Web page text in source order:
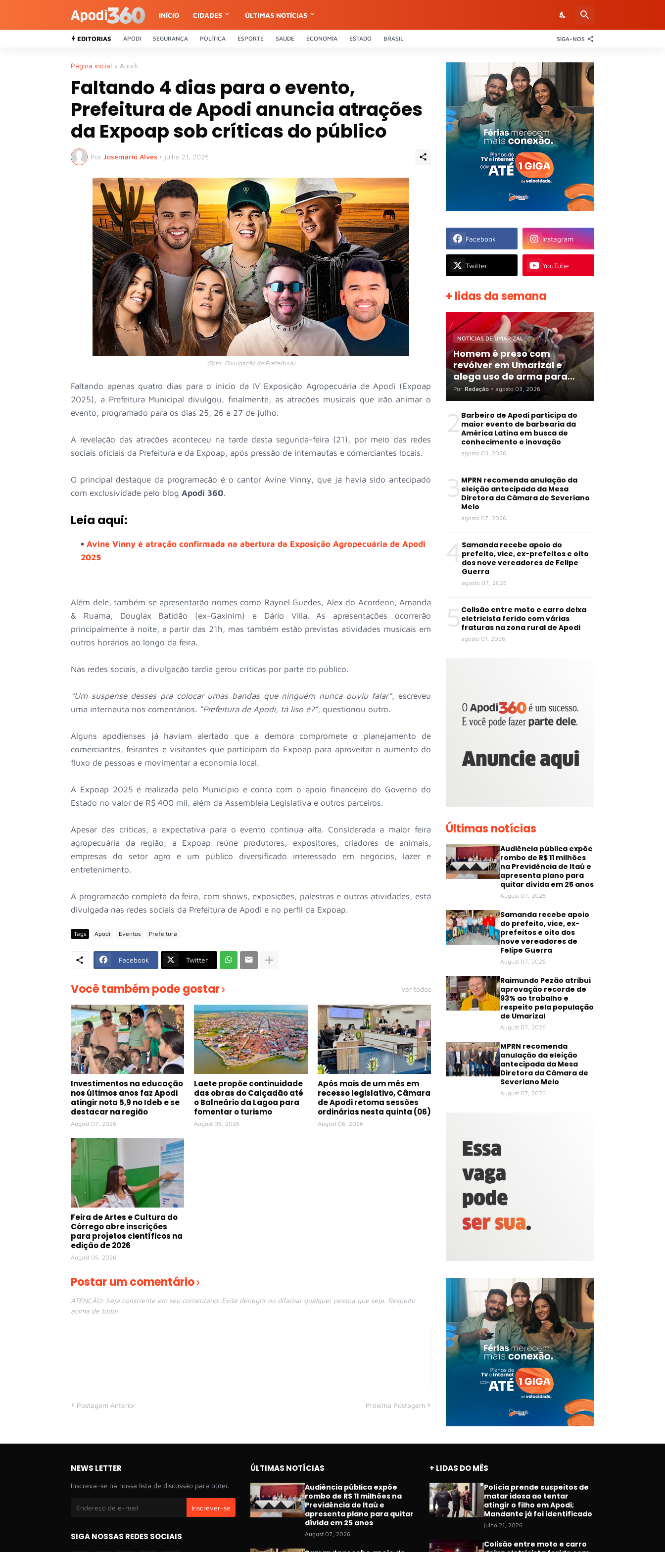
INÍCIO CIDADES ÚLTIMAS NOTÍCIAS
EDITORIAS APODI SEGURANÇA POLÍTICA ESPORTE SAÚDE ECONOMIA ESTADO BRASIL SIGA-NOS
Página inicial Apodi
Faltando 4 dias para o evento,
Prefeitura de Apodi anuncia atrações
da Expoap sob críticas do público
Por Josemário Alves • julho 21, 2025
(Foto: Divulgação da Prefeitura)
Faltando apenas quatro dias para o início da IV Exposição Agropecuária de Apodi (Expoap
2025), a Prefeitura Municipal divulgou, finalmente, as atrações musicais que irão animar o
evento, programado para os dias 25, 26 e 27 de julho.
A revelação das atrações aconteceu na tarde desta segunda-feira (21), por meio das redes
sociais oficiais da Prefeitura e da Expoap, após pressão de internautas e comerciantes locais.
O principal destaque da programação é o cantor Avine Vinny, que já havia sido antecipado
com exclusividade pelo blog Apodi 360.
Leia aqui:
Avine Vinny é atração confirmada na abertura da Exposição Agropecuária de Apodi
2025
Além dele, também se apresentarão nomes como Raynel Guedes, Alex do Acordeon, Amanda
& Ruama, Douglax Batidão (ex-Gaxinim) e Dário Villa. As apresentações ocorrerão
principalmente à noite, a partir das 21h, mas também estão previstas atividades musicais em
outros horários ao longo da feira.
Nas redes sociais, a divulgação tardia gerou críticas por parte do público.
“Um suspense desses pra colocar umas bandas que ninguém nunca ouviu falar”, escreveu
uma internauta nos comentários. “Prefeitura de Apodi, tá liso é?”, questionou outro.
Alguns apodienses já haviam alertado que a demora compromete o planejamento de
comerciantes, feirantes e visitantes que participam da Expoap para aproveitar o aumento do
fluxo de pessoas e movimentar a economia local.
A Expoap 2025 é realizada pelo Município e conta com o apoio financeiro do Governo do
Estado no valor de R$ 400 mil, além da Assembleia Legislativa e outros parceiros.
Apesar das críticas, a expectativa para o evento continua alta. Considerada a maior feira
agropecuária da região, a Expoap reúne produtores, expositores, criadores de animais,
empresas do setor agro e um público diversificado interessado em negócios, lazer e
entretenimento.
A programação completa da feira, com shows, exposições, palestras e outras atividades, está
divulgada nas redes sociais da Prefeitura de Apodi e no perfil da Expoap.
Tags Apodi Eventos Prefeitura
Facebook Twitter
Você também pode gostar Ver todos
Investimentos na educação
nos últimos anos faz Apodi
atingir nota 5,9 no Ideb e se
destacar na região
August 07, 2026
Laete propõe continuidade
das obras do Calçadão até
o Balneário da Lagoa para
fomentar o turismo
August 06, 2026
Após mais de um mês em
recesso legislativo, Câmara
de Apodi retoma sessões
ordinárias nesta quinta (06)
August 06, 2026
Feira de Artes e Cultura do
Córrego abre inscrições
para projetos científicos na
edição de 2026
August 05, 2026
Postar um comentário
ATENÇÃO: Seja consciente em seu comentário. Evite denegrir ou difamar qualquer pessoa que seja. Respeito
acima de tudo!
Postagem Anterior Próxima Postagem
Facebook Instagram
Twitter YouTube
+ lidas da semana
NOTÍCIAS DE UMARIZAL
Homem é preso com
revólver em Umarizal e
alega uso de arma para
proteger R$ 3 mil em
espécie
Por Redação • agosto 03, 2026
2 Barbeiro de Apodi participa do
maior evento de barbearia da
América Latina em busca de
conhecimento e inovação
agosto 03, 2026
3 MPRN recomenda anulação da
eleição antecipada da Mesa
Diretora da Câmara de Severiano
Melo
agosto 07, 2026
4 Samanda recebe apoio do
prefeito, vice, ex-prefeitos e oito
dos nove vereadores de Felipe
Guerra
agosto 07, 2026
5 Colisão entre moto e carro deixa
eletricista ferido com várias
fraturas na zona rural de Apodi
agosto 01, 2026
Últimas notícias
Audiência pública expõe
rombo de R$ 11 milhões
na Previdência de Itaú e
apresenta plano para
quitar dívida em 25 anos
August 07, 2026
Samanda recebe apoio
do prefeito, vice, ex-
prefeitos e oito dos
nove vereadores de
Felipe Guerra
August 07, 2026
Raimundo Pezão atribui
aprovação recorde de
93% ao trabalho e
respeito pela população
de Umarizal
August 07, 2026
MPRN recomenda
anulação da eleição
antecipada da Mesa
Diretora da Câmara de
Severiano Melo
August 07, 2026
NEWS LETTER
Inscreva-se na nossa lista de discussão para obter.
SIGA NOSSAS REDES SOCIAIS
ÚLTIMAS NOTÍCIAS
Audiência pública expõe
rombo de R$ 11 milhões na
Previdência de Itaú e
apresenta plano para quitar
dívida em 25 anos
August 07, 2026
+ LIDAS DO MÊS
Polícia prende suspeitos de
matar idosa ao tentar
atingir o filho em Apodi;
Mandante já foi identificado
julho 21, 2026
Colisão entre moto e carro